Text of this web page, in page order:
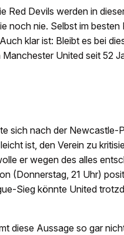
Red Devils werden in
noch nie. Selbst im besten
klar ist: Bleibt es bei
United seit 52
sich nach der Newcastle-
ist, den Verein zu
er wegen des alles
(Donnerstag, 21 Uhr)
Sieg könnte United
diese Aussage so gar